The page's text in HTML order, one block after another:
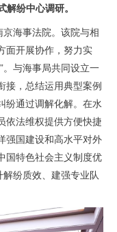
纷中心调研。
海事法院。该院与相
面开展协作，努力实
。与海事局共同设立一
接，总结运用典型案例
纷通过调解化解。在水
依法维权提供方便快捷
强国建设和高水平对外
国特色社会主义制度优
纷质效、建强专业队